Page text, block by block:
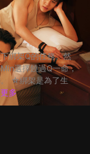
綁架Q的任務。然
選擇饒過Q一命，
。 ☆綁架是為了生
更多